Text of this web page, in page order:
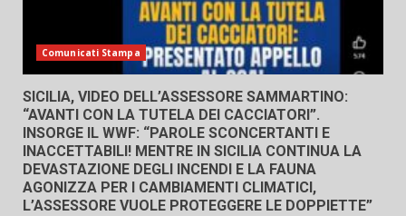
Comunicati Stampa
SICILIA, VIDEO DELL’ASSESSORE SAMMARTINO:
“AVANTI CON LA TUTELA DEI CACCIATORI”.
INSORGE IL WWF: “PAROLE SCONCERTANTI E
INACCETTABILI! MENTRE IN SICILIA CONTINUA LA
DEVASTAZIONE DEGLI INCENDI E LA FAUNA
AGONIZZA PER I CAMBIAMENTI CLIMATICI,
L’ASSESSORE VUOLE PROTEGGERE LE DOPPIETTE”